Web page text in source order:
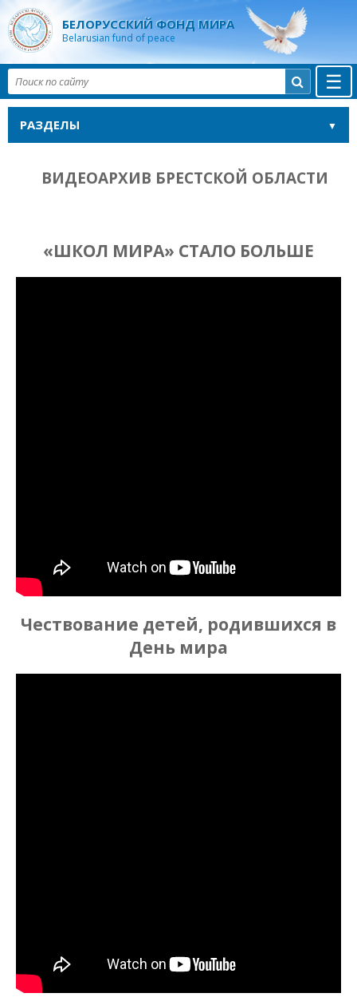
БЕЛОРУССКИЙ ФОНД МИРА
Belarusian fund of peace
☰

РАЗДЕЛЫ
ВИДЕОАРХИВ БРЕСТСКОЙ ОБЛАСТИ
«ШКОЛ МИРА» СТАЛО БОЛЬШЕ
Чествование детей, родившихся в
День мира